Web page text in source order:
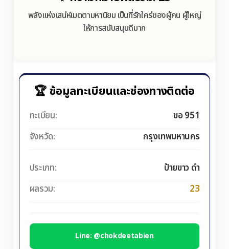
พลังแห่งเสน่ห์เมตตามหานิยม เป็นที่รักใคร่ของผู้คน ผู้ใหญ่
ให้การสนับสนุนดีมาก
🏆 ข้อมูลทะเบียนและช่องทางติดต่อ
ทะเบียน:
ขอ 951
จังหวัด:
กรุงเทพมหานคร
ประเภท:
ป้ายขาว ดำ
ผลรวม:
23
Line: @chokdeetabien